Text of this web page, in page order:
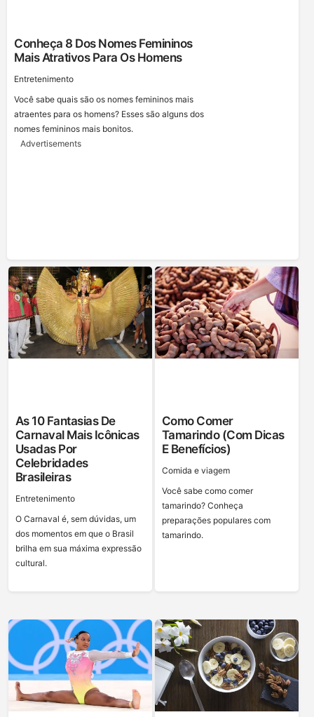
Conheça 8 Dos Nomes Femininos
Mais Atrativos Para Os Homens
Entretenimento
Você sabe quais são os nomes femininos mais
atraentes para os homens? Esses são alguns dos
nomes femininos mais bonitos.
Advertisements
As 10 Fantasias De
Carnaval Mais Icônicas
Usadas Por
Celebridades
Brasileiras
Entretenimento
O Carnaval é, sem dúvidas, um
dos momentos em que o Brasil
brilha em sua máxima expressão
cultural.
Como Comer
Tamarindo (com Dicas
E Benefícios)
Сomida e viagem
Você sabe como comer
tamarindo? Conheça
preparações populares com
tamarindo.